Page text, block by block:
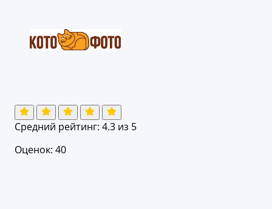
Средний рейтинг: 4.3 из 5
Оценок: 40